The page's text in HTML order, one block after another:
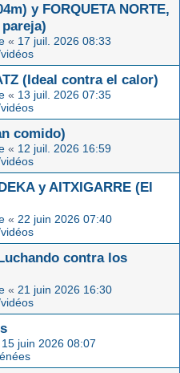
y FORQUETA NORTE,
« 17 juil. 2026 08:33
(Ideal contra el calor)
« 13 juil. 2026 07:35
comido)
« 12 juil. 2026 16:59
y AITXIGARRE (El
« 22 juin 2026 07:40
contra los
« 21 juin 2026 16:30
15 juin 2026 08:07